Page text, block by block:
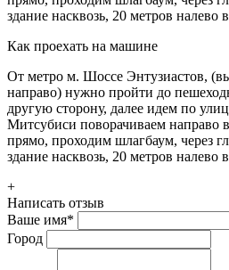
здание насквозь, 20 метров налево
Как проехать на машине
От метро м. Шоссе Энтузиастов,
направо) нужно пройти до
другую сторону, далее идем по
Митсубиси поворачиваем направо
прямо, проходим шлагбаум, через
здание насквозь, 20 метров налево
+
Написать отзыв
Ваше имя*
Город